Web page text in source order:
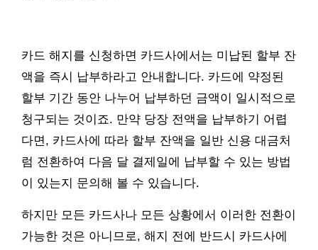
카드 해지를 신청하면 카드사에서는 미납된 할부 잔
액을 즉시 납부하라고 안내합니다. 카드에 약정된
할부 기간 동안 나누어 납부하던 금액이 일시적으로
청구되는 것이죠. 만약 당장 전액을 납부하기 어렵
다면, 카드사에 따라 할부 잔액을 일반 신용 대금처
럼 전환하여 다음 달 결제일에 납부할 수 있는 방법
이 있는지 문의해 볼 수 있습니다.
하지만 모든 카드사나 모든 상황에서 이러한 전환이
가능한 것은 아니므로, 해지 전에 반드시 카드사에